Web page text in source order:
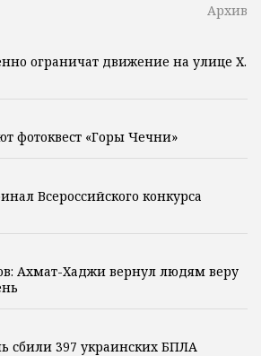
Архив
ограничат движение на улице Х.
фотоквест «Горы Чечни»
Всероссийского конкурса
Ахмат-Хаджи вернул людям веру
сбили 397 украинских БПЛА